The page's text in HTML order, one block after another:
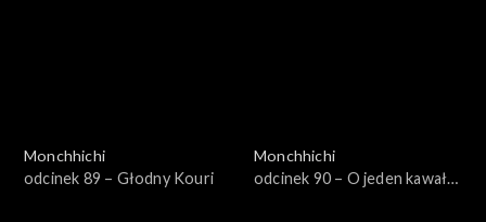
Monchhichi
odcinek 89 – Głodny Kouri
Monchhichi
odcinek 90 – O jeden kawał